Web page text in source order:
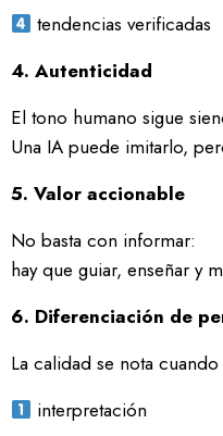
tendencias verificadas
4. Autenticidad
El tono humano sigue
Una IA puede imitarlo,
5. Valor accionable
No basta con informar:
hay que guiar, enseñar y
6. Diferenciación de
La calidad se nota
interpretación